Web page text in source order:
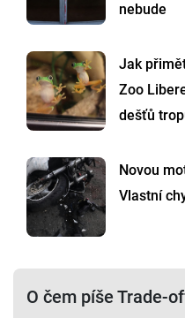
nebude
Jak
Zoo
dešťů
Novou
Vlastní
O čem píše Trade-